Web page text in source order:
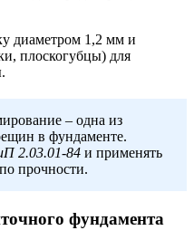
диаметром 1,2 мм и
плоскогубцы) для
– одна из
в фундаменте.
2.03.01-84 и применять
прочности.
фундамента